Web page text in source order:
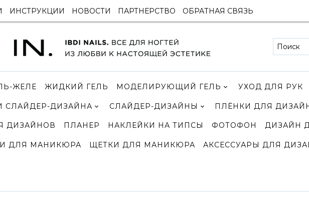
ИНСТРУКЦИИ НОВОСТИ ПАРТНЕРСТВО ОБРАТНАЯ СВЯЗЬ
ЖЕЛЕ ЖИДКИЙ ГЕЛЬ МОДЕЛИРУЮЩИЙ ГЕЛЬ УХОД ДЛЯ РУК
СЛАЙДЕР-ДИЗАЙНА СЛАЙДЕР-ДИЗАЙНЫ ПЛЁНКИ ДЛЯ
ДИЗАЙНОВ ПЛАНЕР НАКЛЕЙКИ НА ТИПСЫ ФОТОФОН ДИЗАЙН
ДЛЯ МАНИКЮРА ЩЕТКИ ДЛЯ МАНИКЮРА АКСЕССУАРЫ ДЛЯ